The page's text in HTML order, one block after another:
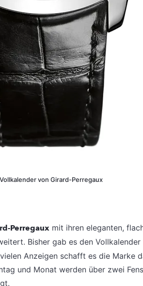
von Girard-Perregaux
Perregaux mit ihren eleganten,
Bisher gab es den
Anzeigen schafft es die Marke
und Monat werden über zwei